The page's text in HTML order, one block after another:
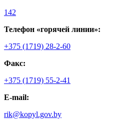
142
Телефон «горячей линии»:
+375 (1719) 28-2-60
Факс:
+375 (1719) 55-2-41
E-mail:
rik@kopyl.gov.by